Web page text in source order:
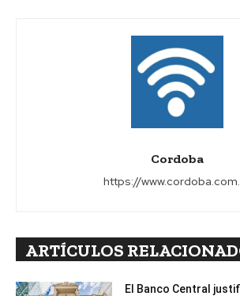
Cordoba
https://
ARTÍCULOS
El Banco Central